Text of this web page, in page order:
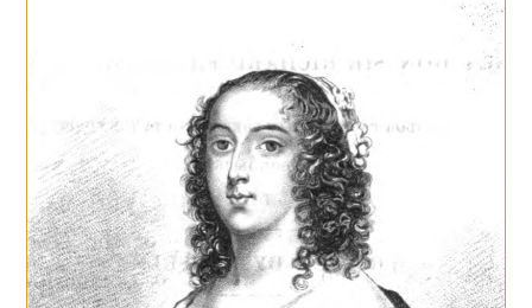
Los
Grandes
Comerciantes
Y
Cargadores
A
Indias